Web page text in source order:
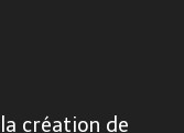
création de